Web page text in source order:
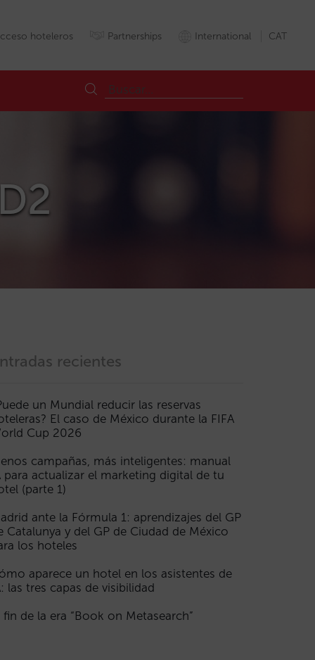
hoteleros Partnerships International CAT
recientes
un Mundial reducir las reservas
El caso de México durante la FIFA
Cup 2026
campañas, más inteligentes: manual
para actualizar el marketing digital de tu
(parte 1)
ante la Fórmula 1: aprendizajes del GP
Catalunya y del GP de Ciudad de México
los hoteles
aparece un hotel en los asistentes de
las tres capas de visibilidad
fin de la era “Book on Metasearch”